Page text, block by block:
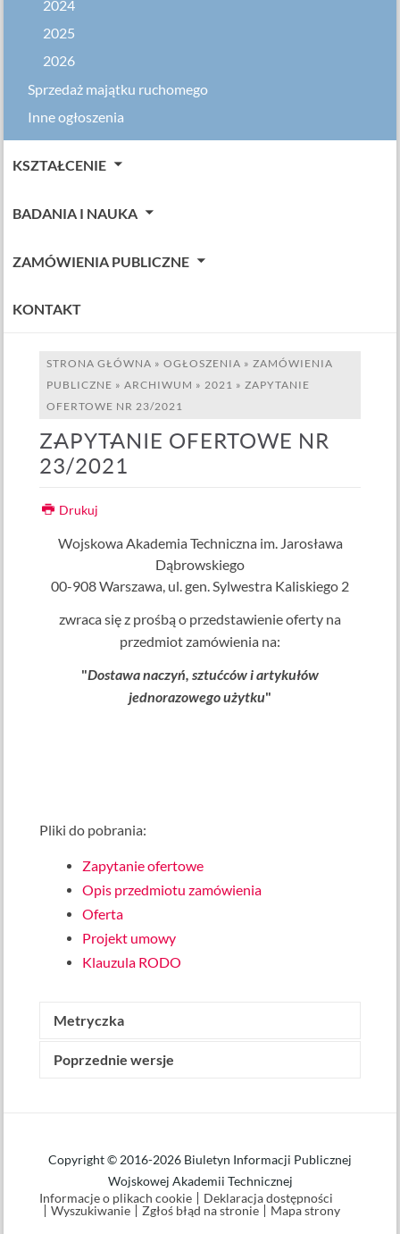
2024
2025
2026
Sprzedaż majątku ruchomego
Inne ogłoszenia
KSZTAŁCENIE
BADANIA I NAUKA
ZAMÓWIENIA PUBLICZNE
KONTAKT
STRONA GŁÓWNA »OGŁOSZENIA »ZAMÓWIENIA
PUBLICZNE »ARCHIWUM » 2021 »ZAPYTANIE
OFERTOWE NR 23/2021
ZAPYTANIE OFERTOWE NR
23/2021
Drukuj
Wojskowa Akademia Techniczna im. Jarosława
Dąbrowskiego
00-908 Warszawa, ul. gen. Sylwestra Kaliskiego 2
zwraca się z prośbą o przedstawienie oferty na
przedmiot zamówienia na:
"Dostawa naczyń, sztućców i artykułów
jednorazowego użytku"
Pliki do pobrania:
Zapytanie ofertowe
Opis przedmiotu zamówienia
Oferta
Projekt umowy
Klauzula RODO
Metryczka
Wytworzone przez:
Data udostępnienia: 15 października 2021 o
godz. 09.56
Data ostatniej modyfikacji: 25 października 2021
o godz. 10.42
Poprzednie wersje
Copyright © 2016-2026 Biuletyn Informacji Publicznej
Wojskowej Akademii Technicznej
Informacje o plikach cookie
Deklaracja dostępności
Wyszukiwanie
Zgłoś błąd na stronie Mapa strony